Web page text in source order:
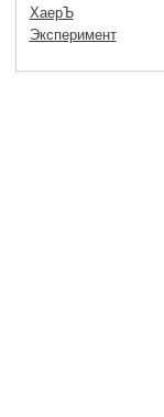
ХаерЪ
Эксперимент